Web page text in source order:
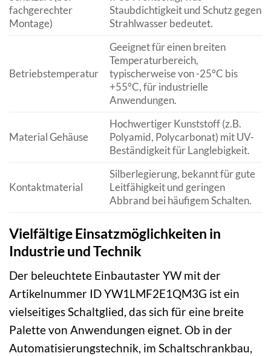
fachgerechter
Montage)
Staubdichtigkeit und Schutz gegen
Strahlwasser bedeutet.
Betriebstemperatur
Geeignet für einen breiten
Temperaturbereich,
typischerweise von -25°C bis
+55°C, für industrielle
Anwendungen.
Material Gehäuse
Hochwertiger Kunststoff (z.B.
Polyamid, Polycarbonat) mit UV-
Beständigkeit für Langlebigkeit.
Kontaktmaterial
Silberlegierung, bekannt für gute
Leitfähigkeit und geringen
Abbrand bei häufigem Schalten.
Vielfältige Einsatzmöglichkeiten in
Industrie und Technik
Der beleuchtete Einbautaster YW mit der
Artikelnummer ID YW1LMF2E1QM3G ist ein
vielseitiges Schaltglied, das sich für eine breite
Palette von Anwendungen eignet. Ob in der
Automatisierungstechnik, im Schaltschrankbau,